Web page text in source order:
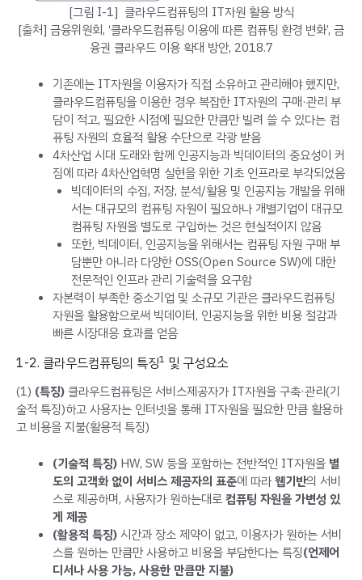
[그림 I-1] 클라우드컴퓨팅의 IT자원 활용 방식
[출처] 금융위원회, ‘클라우드컴퓨팅 이용에 따른 컴퓨팅 환경 변화’, 금
융권 클라우드 이용 확대 방안, 2018.7
기존에는 IT자원을 이용자가 직접 소유하고 관리해야 했지만,
클라우드컴퓨팅을 이용한 경우 복잡한 IT자원의 구매·관리 부
담이 적고, 필요한 시점에 필요한 만큼만 빌려 쓸 수 있다는 컴
퓨팅 자원의 효율적 활용 수단으로 각광 받음
4차산업 시대 도래와 함께 인공지능과 빅데이터의 중요성이 커
짐에 따라 4차산업혁명 실현을 위한 기초 인프라로 부각되었음
빅데이터의 수집, 저장, 분석/활용 및 인공지능 개발을 위해
서는 대규모의 컴퓨팅 자원이 필요하나 개별기업이 대규모
컴퓨팅 자원을 별도로 구입하는 것은 현실적이지 않음
또한, 빅데이터, 인공지능을 위해서는 컴퓨팅 자원 구매 부
담뿐만 아니라 다양한 OSS(Open Source SW)에 대한
전문적인 인프라 관리 기술력을 요구함
자본력이 부족한 중소기업 및 소규모 기관은 클라우드컴퓨팅
자원을 활용함으로써 빅데이터, 인공지능을 위한 비용 절감과
빠른 시장대응 효과를 얻음
1-2. 클라우드컴퓨팅의 특징1 및 구성요소
(1) (특징)클라우드컴퓨팅은 서비스제공자가 IT자원을 구축·관리(기
술적 특징)하고 사용자는 인터넷을 통해 IT자원을 필요한 만큼 활용하
고 비용을 지불(활용적 특징)
(기술적 특징) HW, SW 등을 포함하는 전반적인 IT자원을 별
도의 고객화 없이 서비스 제공자의 표준에 따라웹기반의 서비
스로 제공하며, 사용자가 원하는대로컴퓨팅 자원을 가변성 있
게 제공
(활용적 특징) 시간과 장소 제약이 없고, 이용자가 원하는 서비
스를 원하는 만큼만 사용하고 비용을 부담한다는 특징(언제어
디서나 사용 가능, 사용한 만큼만 지불)